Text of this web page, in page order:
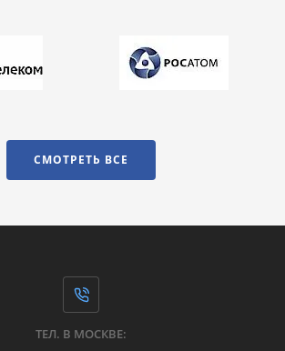
СМОТРЕТЬ ВСЕ
ТЕЛ. В МОСКВЕ: